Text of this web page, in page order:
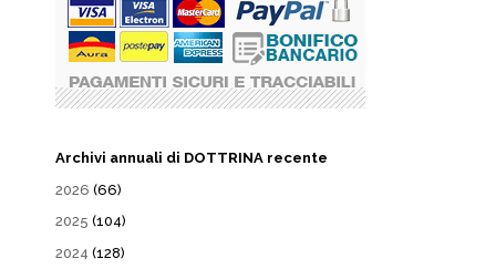
Archivi annuali di DOTTRINA recente
2026 (66)
2025 (104)
2024 (128)